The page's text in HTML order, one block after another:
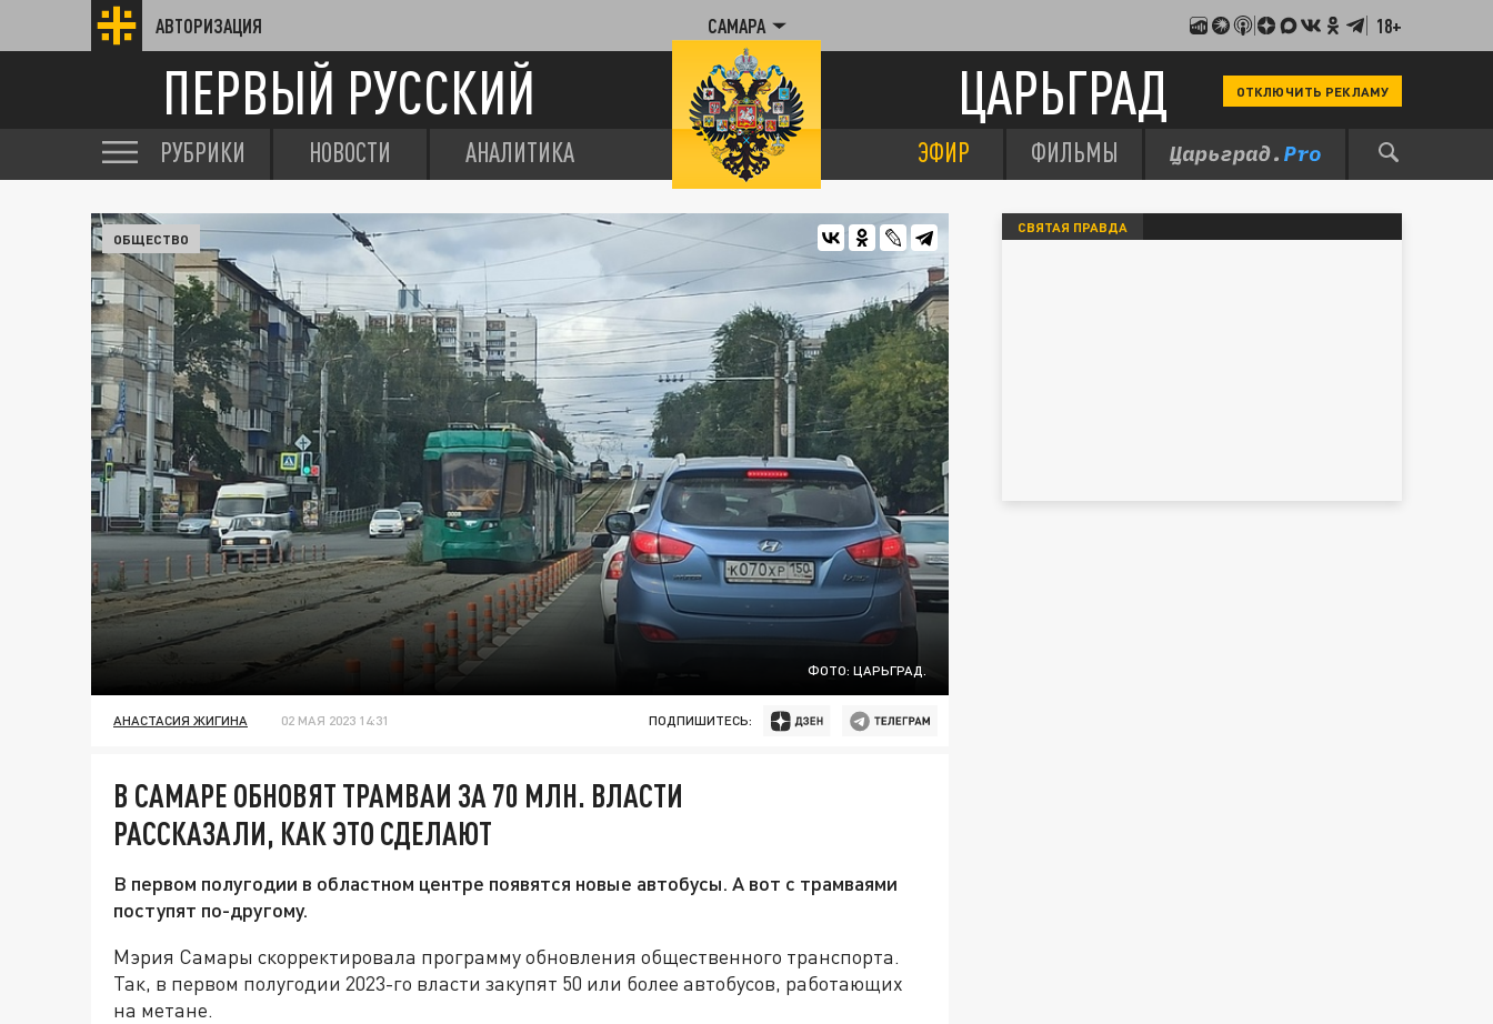
АВТОРИЗАЦИЯ САМАРА 18+
ПЕРВЫЙ РУССКИЙ ЦАРЬГРАД ОТКЛЮЧИТЬ РЕКЛАМУ
РУБРИКИ НОВОСТИ АНАЛИТИКА ЭФИР ФИЛЬМЫ
ФОТО: ЦАРЬГРАД.
ОБЩЕСТВО
АНАСТАСИЯ ЖИГИНА 02 МАЯ 2023 14:31 ПОДПИШИТЕСЬ:
В САМАРЕ ОБНОВЯТ ТРАМВАИ ЗА 70 МЛН. ВЛАСТИ
РАССКАЗАЛИ, КАК ЭТО СДЕЛАЮТ
В первом полугодии в областном центре появятся новые автобусы. А вот с трамваями
поступят по-другому.
Мэрия Самары скорректировала программу обновления общественного транспорта.
Так, в первом полугодии 2023-го власти закупят 50 или более автобусов, работающих
на метане.
СВЯТАЯ ПРАВДА